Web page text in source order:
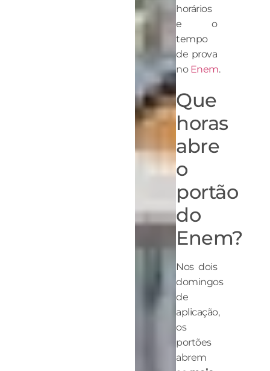
horários
e o
tempo
de prova
no Enem.
Que
horas
abre
o
portão
do
Enem?
Nos dois
domingos
de
aplicação,
os
portões
abrem